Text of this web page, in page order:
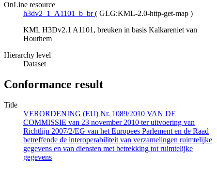
OnLine resource
h3dv2_1_A1101_b_br ( GLG:KML-2.0-http-get-map )
KML H3Dv2.1 A1101, breuken in basis Kalkareniet van
Houthem
Hierarchy level
Dataset
Conformance result
Title
VERORDENING (EU) Nr. 1089/2010 VAN DE
COMMISSIE van 23 november 2010 ter uitvoering van
Richtlijn 2007/2/EG van het Europees Parlement en de Raad
betreffende de interoperabiliteit van verzamelingen ruimtelijke
gegevens en van diensten met betrekking tot ruimtelijke
gegevens